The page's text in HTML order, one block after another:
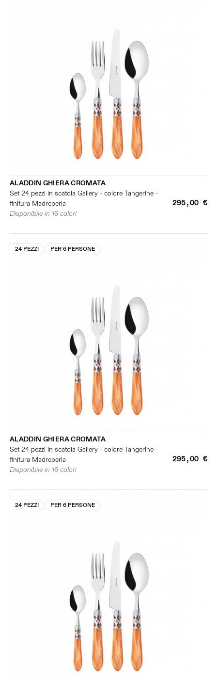
ALADDIN GHIERA CROMATA
Set 24 pezzi in scatola Gallery - colore Tangerine -
finitura Madreperla
295,00 €
Disponibile in 19 colori
24 PEZZI PER 6 PERSONE
ALADDIN GHIERA CROMATA
Set 24 pezzi in scatola Gallery - colore Tangerine -
finitura Madreperla
295,00 €
Disponibile in 19 colori
24 PEZZI PER 6 PERSONE